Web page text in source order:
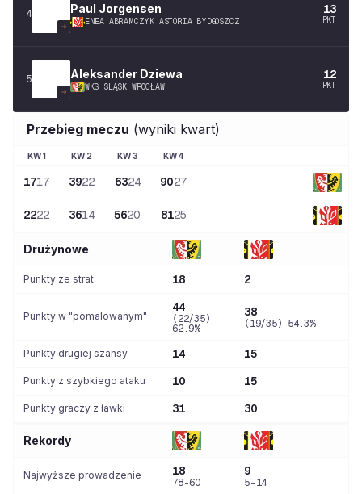
4 Paul Jorgensen
ENEA ABRAMCZYK ASTORIA BYDGOSZCZ
13
PKT
5 Aleksander Dziewa
WKS ŚLĄSK WROCŁAW
12
PKT
Przebieg meczu (wyniki kwart)
KW1 KW 2 KW3 KW4
1717 3922 6324 9027
2222 3614 5620 8125
Drużynowe
Punkty ze strat 18 2
Punkty w "pomalowanym"
44
(22/35)
62.9%
38
(19/35) 54.3%
Punkty drugiej szansy 14 15
Punkty z szybkiego ataku 10 15
Punkty graczy z ławki 31 30
Rekordy
Najwyższe prowadzenie 18
78-60
9
5-14